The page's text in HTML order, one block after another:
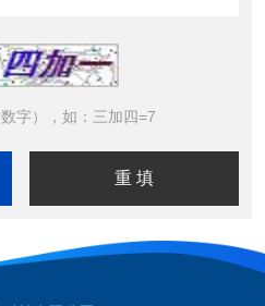
字），如：三加四=7